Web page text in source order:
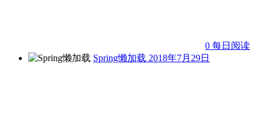
0 每日阅读
Spring懒加载 2018年7月29日